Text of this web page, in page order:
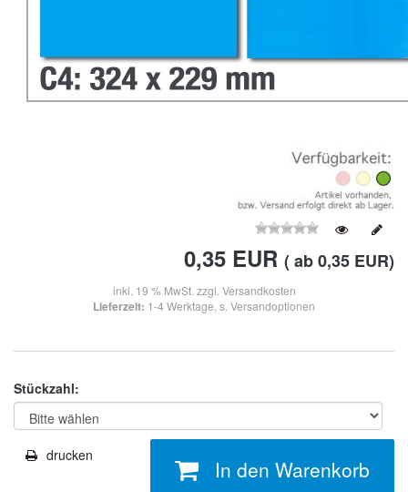
0,35 EUR ( ab 0,35 EUR)
inkl. 19 % MwSt. zzgl. Versandkosten
Lieferzeit: 1-4 Werktage, s. Versandoptionen
Stückzahl:
drucken
In den Warenkorb